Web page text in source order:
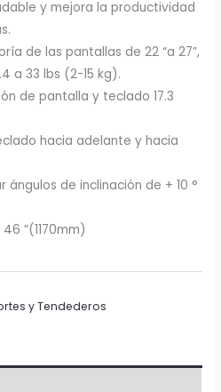
y mejora la productividad
de las pantallas de 22 “a 27”,
a 33 lbs (2-15 kg).
de pantalla y teclado 17.3
hacia adelante y hacia
ángulos de inclinación de + 10 °
”(1170mm)
y Tendederos